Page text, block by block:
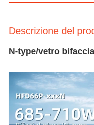
Descrizione del
N-type/vetro